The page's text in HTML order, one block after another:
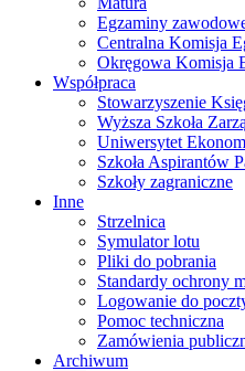
Egzaminy
Centralna Komisja
Okręgowa Komisja
Współpraca
Stowarzyszenie
Wyższa Szkoła
Uniwersytet
Szkoła Aspirantów
Szkoły zagraniczne
Inne
Strzelnica
Symulator lotu
Pliki do pobrania
Standardy ochrony
Logowanie do
Pomoc techniczna
Zamówienia
Archiwum